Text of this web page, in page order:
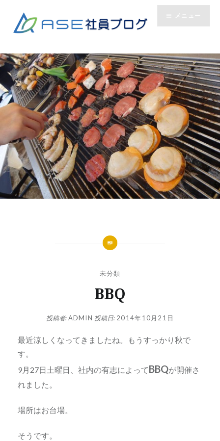
ツ
へ
キ
ッ
メニュー
未分類
BBQ
投稿者:ADMIN 投稿日: 2014年10月21日
最近涼しくなってきましたね。もうすっかり秋で
す。
9月27日土曜日、社内の有志によってBBQが開催さ
れました。
場所はお台場。
そうです。